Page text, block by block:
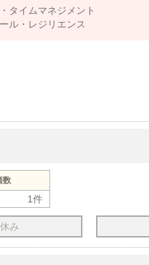
タイムマネジメント
ル・レジリエンス
数
1件
み